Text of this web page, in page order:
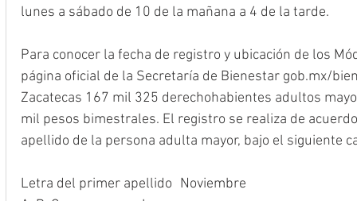
lunes a sábado de 10 de la mañana a 4 de la tarde.
Para conocer la fecha de registro y ubicación de los
página oficial de la Secretaría de Bienestar gob.mx/
Zacatecas 167 mil 325 derechohabientes adultos
mil pesos bimestrales. El registro se realiza de
apellido de la persona adulta mayor, bajo el siguiente
Letra del primer apellido	Noviembre